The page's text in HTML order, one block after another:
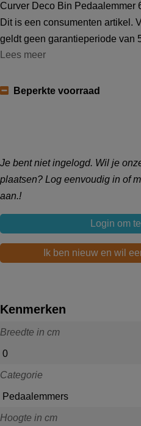
Curver Deco Bin Pedaalemmer
Dit is een consumenten artikel.
geldt geen garantieperiode van
Lees meer
Beperkte voorraad
Je bent niet ingelogd. Wil je
plaatsen? Log eenvoudig in of
aan.!
Login om
Ik ben nieuw en wil
Kenmerken
Breedte in cm
0
Categorie
Pedaalemmers
Hoogte in cm